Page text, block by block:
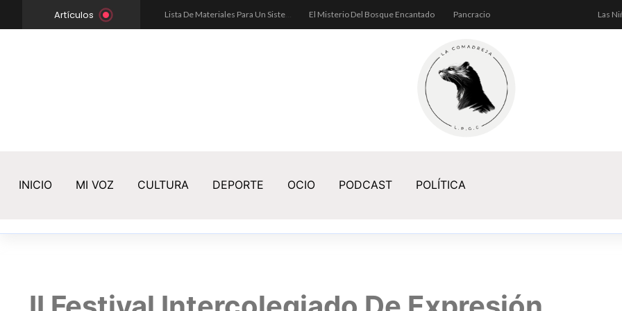
Artículos
La Desmotivación Escolar El Misterio Del Bosque Encantado Pancracio Las
INICIO MI VOZ CULTURA DEPORTE OCIO PODCAST POLÍTICA